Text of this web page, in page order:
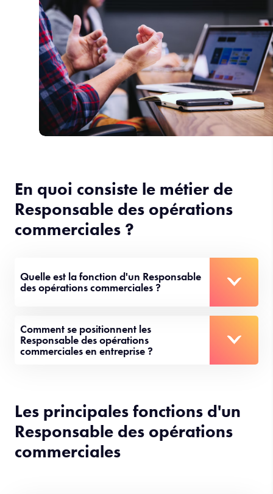
En quoi consiste le métier de
Responsable des opérations
commerciales ?
Quelle est la fonction d'un Responsable
des opérations commerciales ?
Comment se positionnent les
Responsable des opérations
commerciales en entreprise ?
Les principales fonctions d'un
Responsable des opérations
commerciales